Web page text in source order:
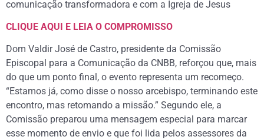
comunicação transformadora e com a Igreja de Jesus
CLIQUE AQUI E LEIA O COMPROMISSO
Dom Valdir José de Castro, presidente da Comissão
Episcopal para a Comunicação da CNBB, reforçou que, mais
do que um ponto final, o evento representa um recomeço.
“Estamos já, como disse o nosso arcebispo, terminando este
encontro, mas retomando a missão.” Segundo ele, a
Comissão preparou uma mensagem especial para marcar
esse momento de envio e que foi lida pelos assessores da